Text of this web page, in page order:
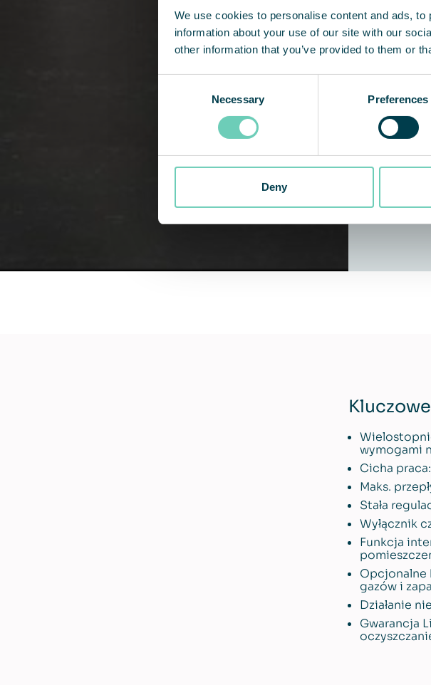
We use cookies to personalise content and ads,
information about your use of our site with our
other information that you’ve provided to them or
Necessary Preferences
Deny
wymogami
Cicha
Maks.
Stała
Wyłącznik
Funkcja
Opcjonalne
gazów i
Działanie
Gwarancja